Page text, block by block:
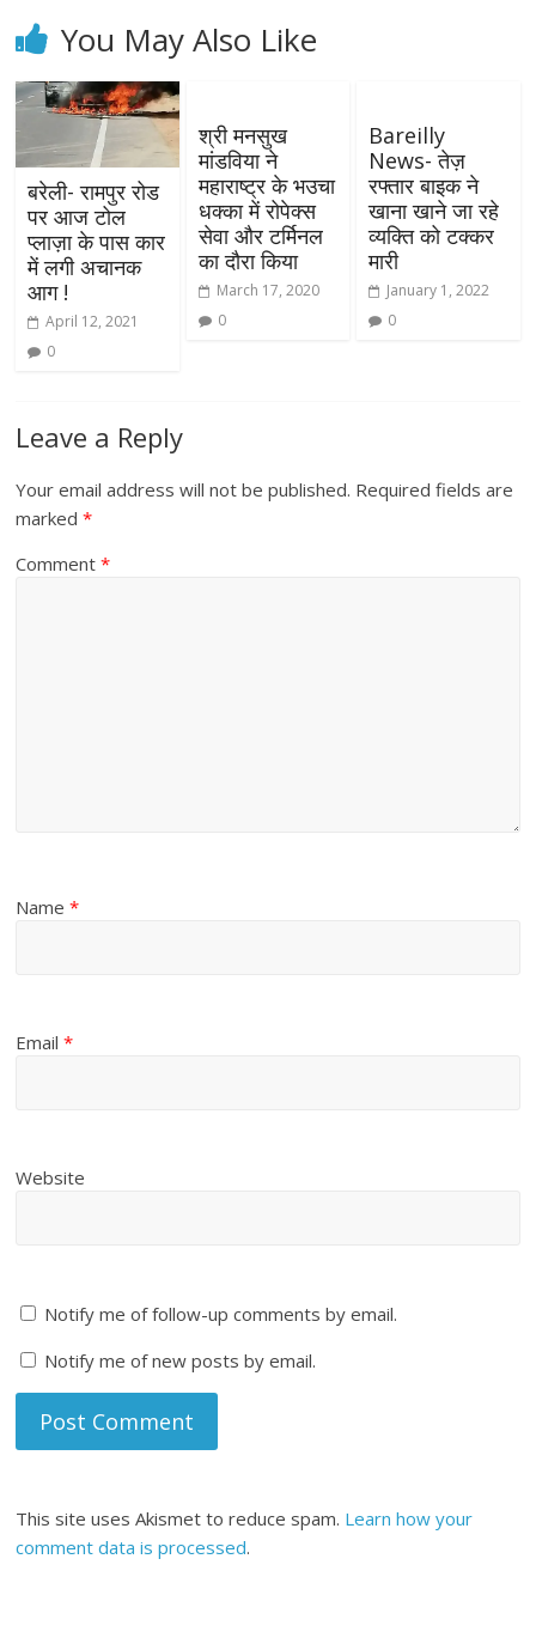
You May Also Like
बरेली- रामपुर रोड
पर आज टोल
प्लाज़ा के पास कार
में लगी अचानक
आग !
April 12, 2021
0
श्री मनसुख
मांडविया ने
महाराष्ट्र के भउचा
धक्का में रोपेक्स
सेवा और टर्मिनल
का दौरा किया
March 17, 2020
0
Bareilly
News- तेज़
रफ्तार बाइक ने
खाना खाने जा रहे
व्यक्ति को टक्कर
मारी
January 1, 2022
0
Leave a Reply
Your email address will not be published. Required fields are
marked*
Comment*
Name*
Email*
Website
Notify me of follow-up comments by email.
Notify me of new posts by email.
This site uses Akismet to reduce spam. Learn how your
comment data is processed.